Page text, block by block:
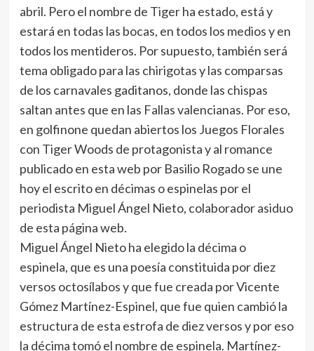
abril. Pero el nombre de Tiger ha estado, está y
estará en todas las bocas, en todos los medios y en
todos los mentideros. Por supuesto, también será
tema obligado para las chirigotas y las comparsas
de los carnavales gaditanos, donde las chispas
saltan antes que en las Fallas valencianas. Por eso,
en golfinone quedan abiertos los Juegos Florales
con Tiger Woods de protagonista y al romance
publicado en esta web por Basilio Rogado se une
hoy el escrito en décimas o espinelas por el
periodista Miguel Ángel Nieto, colaborador asiduo
de esta página web.
Miguel Ángel Nieto ha elegido la décima o
espinela, que es una poesía constituida por diez
versos octosílabos y que fue creada por Vicente
Gómez Martínez-Espinel, que fue quien cambió la
estructura de esta estrofa de diez versos y por eso
la décima tomó el nombre de espinela. Martínez-